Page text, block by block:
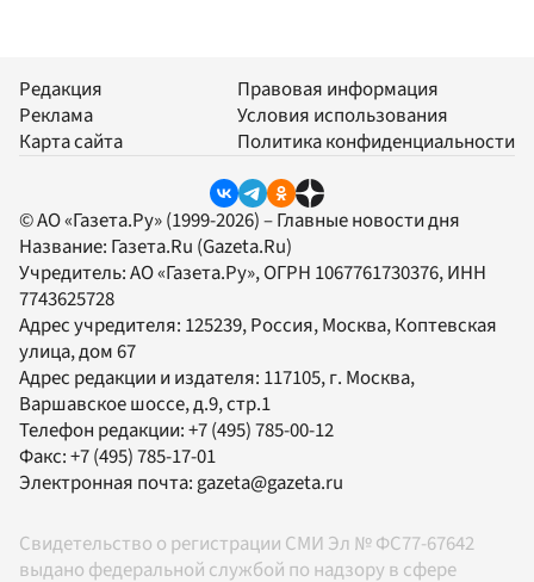
Редакция
Реклама
Карта сайта
Правовая информация
Условия использования
Политика конфиденциальности
© АО «Газета.Ру» (1999-2026) – Главные новости дня
Название: Газета.Ru (Gazeta.Ru)
Учредитель:АО «Газета.Ру», ОГРН 1067761730376, ИНН
7743625728
Адрес учредителя: 125239, Россия, Москва, Коптевская
улица, дом 67
Адрес редакции и издателя: 117105, г. Москва,
Варшавское шоссе, д.9, стр.1
Телефон редакции:+7 (495) 785-00-12
Факс:+7 (495) 785-17-01
Электронная почта:gazeta@gazeta.ru
Свидетельство о регистрации СМИ Эл № ФС77-67642
выдано федеральной службой по надзору в сфере